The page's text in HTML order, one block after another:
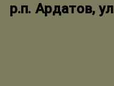
р.п. Ардатов,